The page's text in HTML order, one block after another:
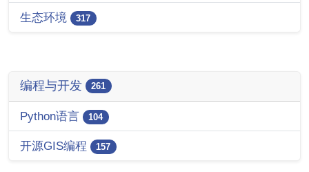
生态环境 317
编程与开发 261
Python语言 104
开源GIS编程 157